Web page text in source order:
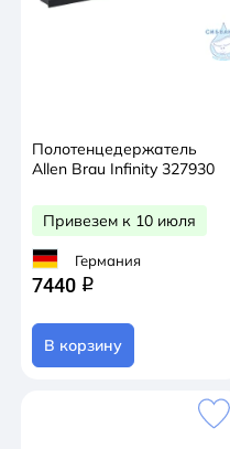
Полотенцедержатель
Allen Brau Infinity 327930
Привезем к 10 июля
Германия
7440 q
В корзину